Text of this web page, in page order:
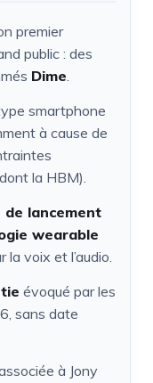
premier
public : des
Dime.
smartphone
à cause de
la HBM).
lancement
wearable
la voix et l’audio.
évoqué par les
sans date
à Jony